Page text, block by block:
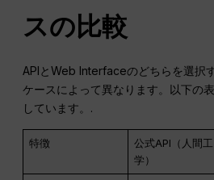
スの比較
APIとWeb Interfaceのどちらを選択
ケースによって異なります。以下の
しています。.
特徴
公式API（人間工
学）